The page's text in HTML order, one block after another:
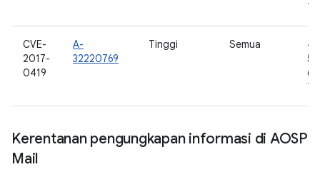
CVE-
2017-
0419
A-
32220769
Tinggi Semua
Kerentanan pengungkapan informasi di AOSP
Mail